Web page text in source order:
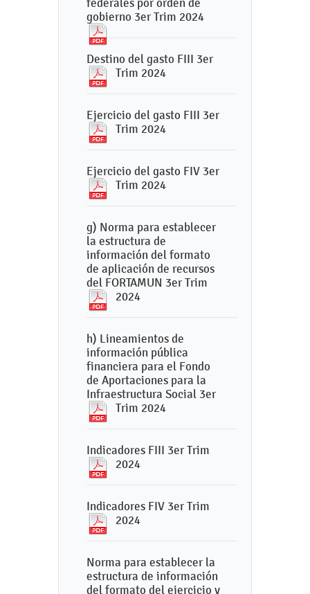
federales por orden de
gobierno 3er Trim 2024
Destino del gasto FIII 3er
Trim 2024
Ejercicio del gasto FIII 3er
Trim 2024
Ejercicio del gasto FIV 3er
Trim 2024
g) Norma para establecer
la estructura de
información del formato
de aplicación de recursos
del FORTAMUN 3er Trim
2024
h) Lineamientos de
información pública
financiera para el Fondo
de Aportaciones para la
Infraestructura Social 3er
Trim 2024
Indicadores FIII 3er Trim
2024
Indicadores FIV 3er Trim
2024
Norma para establecer la
estructura de información
del formato del ejercicio y